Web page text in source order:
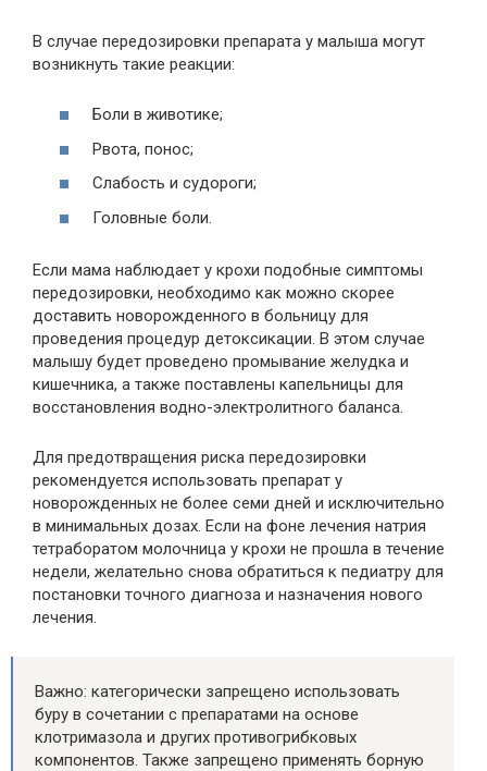
В случае передозировки препарата у малыша могут
возникнуть такие реакции:
Боли в животике;
Рвота, понос;
Слабость и судороги;
Головные боли.
Если мама наблюдает у крохи подобные симптомы
передозировки, необходимо как можно скорее
доставить новорожденного в больницу для
проведения процедур детоксикации. В этом случае
малышу будет проведено промывание желудка и
кишечника, а также поставлены капельницы для
восстановления водно-электролитного баланса.
Для предотвращения риска передозировки
рекомендуется использовать препарат у
новорожденных не более семи дней и исключительно
в минимальных дозах. Если на фоне лечения натрия
тетраборатом молочница у крохи не прошла в течение
недели, желательно снова обратиться к педиатру для
постановки точного диагноза и назначения нового
лечения.
Важно: категорически запрещено использовать
буру в сочетании с препаратами на основе
клотримазола и других противогрибковых
компонентов. Также запрещено применять борную